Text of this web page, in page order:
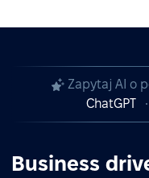
Zapytaj AI o
ChatGPT
Business